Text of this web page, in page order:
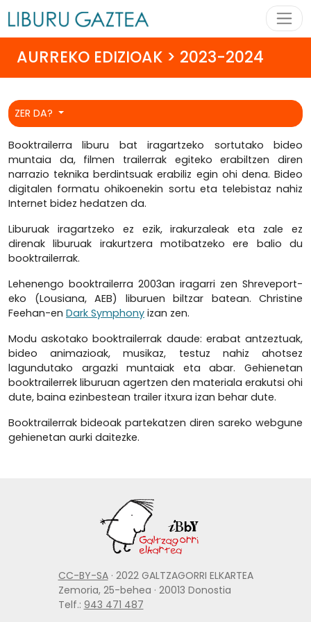
AURREKO EDIZIOAK > 2023-2024
ZER DA?
Booktrailerra liburu bat iragartzeko sortutako bideo
muntaia da, filmen trailerrak egiteko erabiltzen diren
narrazio teknika berdintsuak erabiliz egin ohi dena. Bideo
digitalen formatu ohikoenekin sortu eta telebistaz nahiz
Internet bidez hedatzen da.
Liburuak iragartzeko ez ezik, irakurzaleak eta zale ez
direnak liburuak irakurtzera motibatzeko ere balio du
booktrailerrak.
Lehenengo booktrailerra 2003an iragarri zen Shreveport-
eko (Lousiana, AEB) liburuen biltzar batean. Christine
Feehan-en Dark Symphony izan zen.
Modu askotako booktrailerrak daude: erabat antzeztuak,
bideo animazioak, musikaz, testuz nahiz ahotsez
lagundutako argazki muntaiak eta abar. Gehienetan
booktrailerrek liburuan agertzen den materiala erakutsi ohi
dute, baina ezinbestean trailer itxura izan behar dute.
Booktrailerrak bideoak partekatzen diren sareko webgune
gehienetan aurki daitezke.
CC-BY-SA· 2022 GALTZAGORRI ELKARTEA
Zemoria, 25-behea · 20013 Donostia
Telf.: 943 471 487